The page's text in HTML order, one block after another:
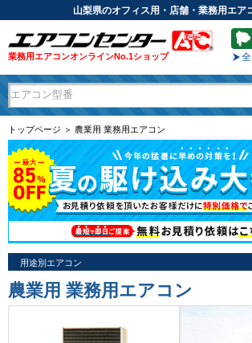
山梨県のオフィス用・店舗・業務用エア
業務用エアコンオンラインNo.1ショップ
トップページ ＞ 農業用 業務用エアコン
用途別エアコン
農業用 業務用エアコン